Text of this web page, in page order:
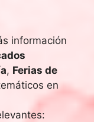
información
, Ferias de
en